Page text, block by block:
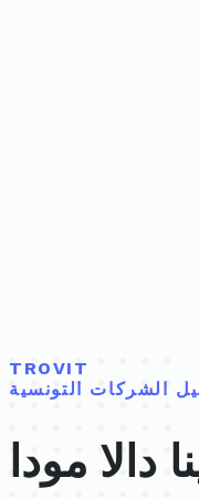
TROVIT
الشركات التونسية
دالا مودا